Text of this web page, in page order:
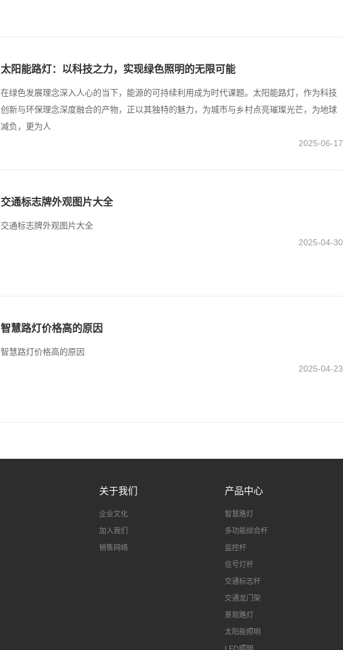
太阳能路灯：以科技之力，实现绿色照明的无限可能
在绿色发展理念深入人心的当下，能源的可持续利用成为时代课题。太阳能路灯，作为科技
创新与环保理念深度融合的产物，正以其独特的魅力，为城市与乡村点亮璀璨光芒，为地球
减负，更为人
2025-06-17
交通标志牌外观图片大全
交通标志牌外观图片大全
2025-04-30
智慧路灯价格高的原因
智慧路灯价格高的原因
2025-04-23
关于我们
企业文化
加入我们
销售网络
产品中心
智慧路灯
多功能综合杆
监控杆
信号灯杆
交通标志杆
交通龙门架
景观路灯
太阳能照明